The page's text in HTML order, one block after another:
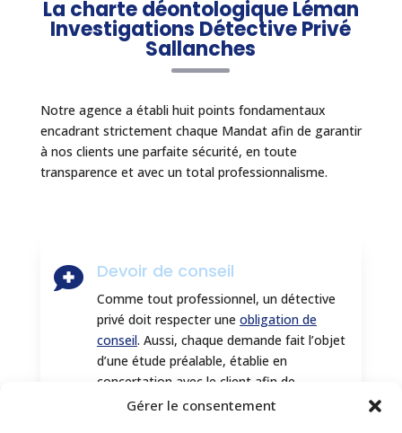
Gérer le consentement
La charte déontologique Léman
Investigations Détective Privé
Sallanches
Notre agence a établi huit points fondamentaux
encadrant strictement chaque Mandat afin de garantir
à nos clients une parfaite sécurité, en toute
transparence et avec un total professionnalisme.
 Devoir de conseil
Comme tout professionnel, un détective
privé doit respecter une obligation de
conseil. Aussi, chaque demande fait l’objet
d’une étude préalable, établie en
concertation avec le client afin de
déterminer la faisabilité de son enquête.